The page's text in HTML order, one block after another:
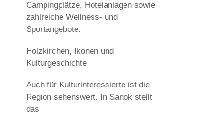
Campingplätze, Hotelanlagen sowie
zahlreiche Wellness- und
Sportangebote.
Holzkirchen, Ikonen und
Kulturgeschichte
Auch für Kulturinteressierte ist die
Region sehenswert. In Sanok stellt
das